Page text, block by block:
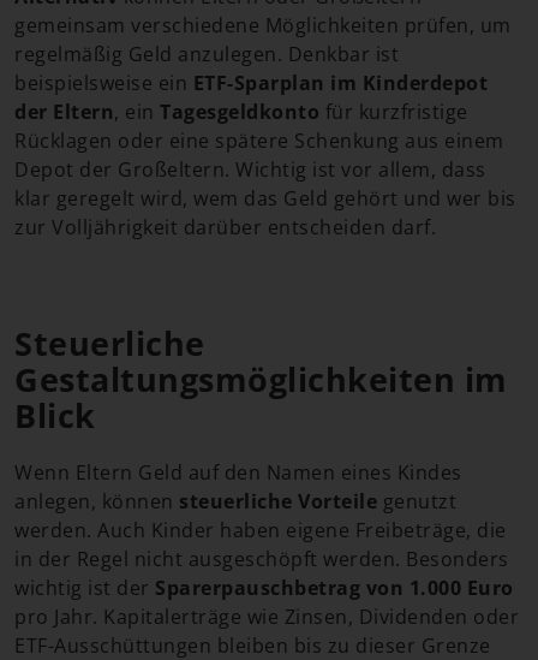
gemeinsam verschiedene Möglichkeiten prüfen, um
regelmäßig Geld anzulegen. Denkbar ist
beispielsweise ein ETF-Sparplan im Kinderdepot
der Eltern, ein Tagesgeldkonto für kurzfristige
Rücklagen oder eine spätere Schenkung aus einem
Depot der Großeltern. Wichtig ist vor allem, dass
klar geregelt wird, wem das Geld gehört und wer bis
zur Volljährigkeit darüber entscheiden darf.
Steuerliche
Gestaltungsmöglichkeiten im
Blick
Wenn Eltern Geld auf den Namen eines Kindes
anlegen, können steuerliche Vorteile genutzt
werden. Auch Kinder haben eigene Freibeträge, die
in der Regel nicht ausgeschöpft werden. Besonders
wichtig ist der Sparerpauschbetrag von 1.000 Euro
pro Jahr. Kapitalerträge wie Zinsen, Dividenden oder
ETF-Ausschüttungen bleiben bis zu dieser Grenze